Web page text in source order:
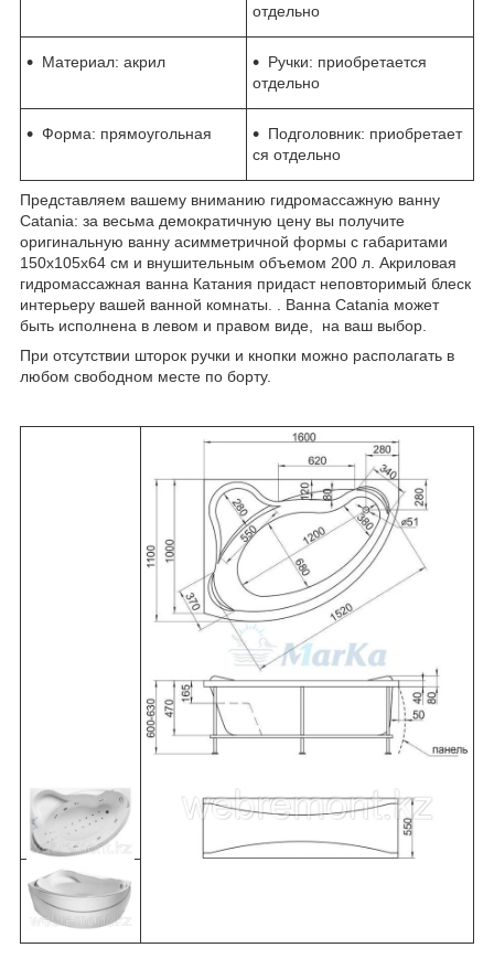
отдельно
Материал: акрил
Ручки: приобретается
отдельно
Форма: прямоугольная
Подголовник: приобретает
ся отдельно
Представляем вашему вниманию гидромассажную ванну
Catania: за весьма демократичную цену вы получите
оригинальную ванну асимметричной формы с габаритами
150x105x64 см и внушительным объемом 200 л. Акриловая
гидромассажная ванна Катания придаст неповторимый блеск
интерьеру вашей ванной комнаты. . Ванна Catania может
быть исполнена в левом и правом виде, на ваш выбор.
При отсутствии шторок ручки и кнопки можно располагать в
любом свободном месте по борту.